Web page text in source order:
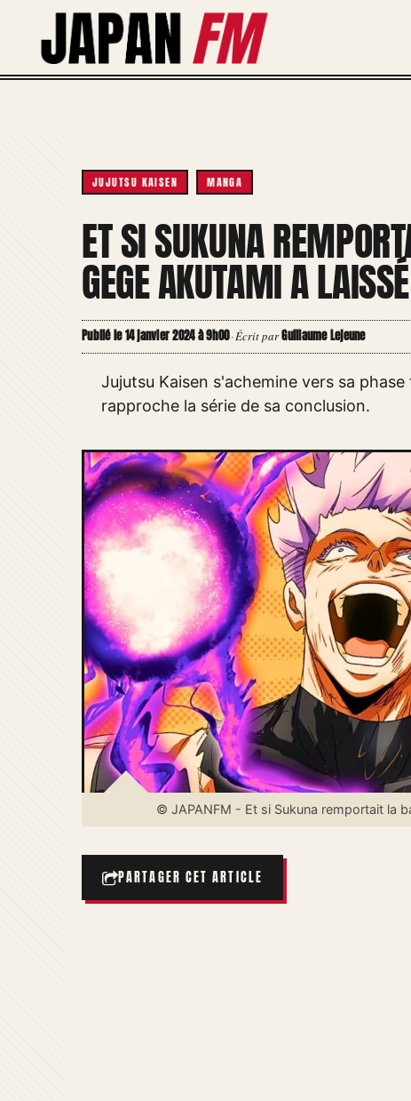
contenu
JUJUTSU KAISEN MANGA
ET SI SUKUNA
GEGE AKUTAMI A
Publié le 14 janvier 2024 à 9h00·Écrit parGuillaume Lejeune
Jujutsu Kaisen s'achemine vers sa
rapproche la série de sa conclusion.
© JAPANFM - Et si Sukuna remportait la
PARTAGER CET ARTICLE